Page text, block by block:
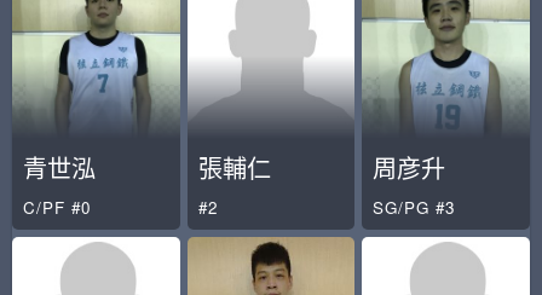
青世泓
C/PF #0
張輔仁
#2
周彦升
SG/PG #3